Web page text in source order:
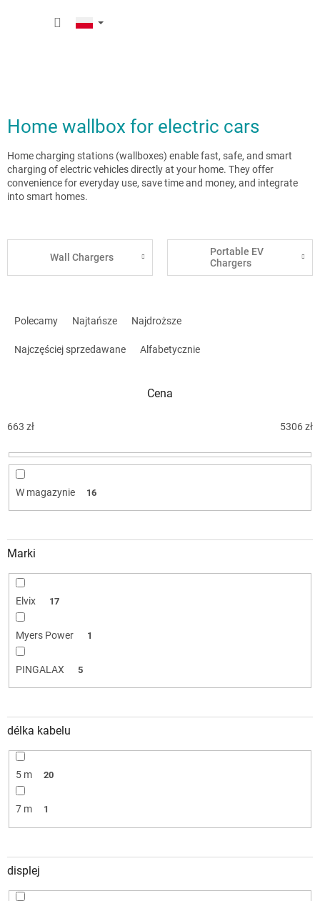
Home wallbox for electric cars
Home charging stations (wallboxes) enable fast, safe, and smart
charging of electric vehicles directly at your home. They offer
convenience for everyday use, save time and money, and integrate
into smart homes.
Wall Chargers
Portable EV
Chargers
i
p
d
k
t
ó
w
Polecamy Najtańsze Najdroższe
Najczęściej sprzedawane Alfabetycznie
Cena
663 zł 5306zł
W magazynie 16
Marki
Elvix 17
Myers Power 1
PINGALAX 5
délka kabelu
5 m 20
7 m 1
displej